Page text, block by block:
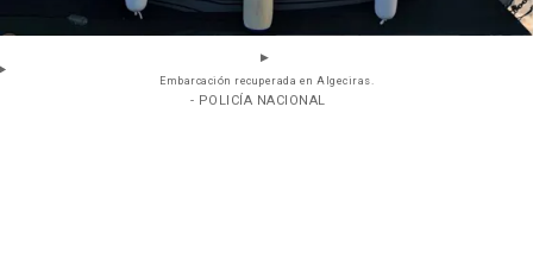
Embarcación recuperada en Algeciras.
- POLICÍA NACIONAL